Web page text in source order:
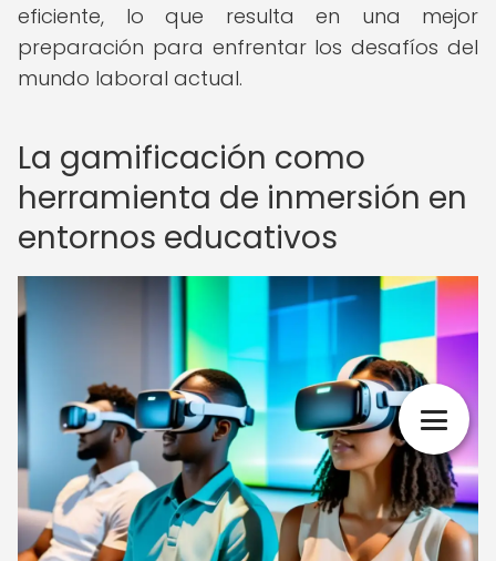
eficiente, lo que resulta en una mejor
preparación para enfrentar los desafíos del
mundo laboral actual.
La gamificación como
herramienta de inmersión en
entornos educativos